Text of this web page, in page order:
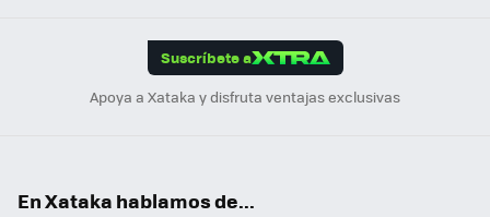
Suscríbete a
Apoya a Xataka y disfruta ventajas exclusivas
En Xataka hablamos de...